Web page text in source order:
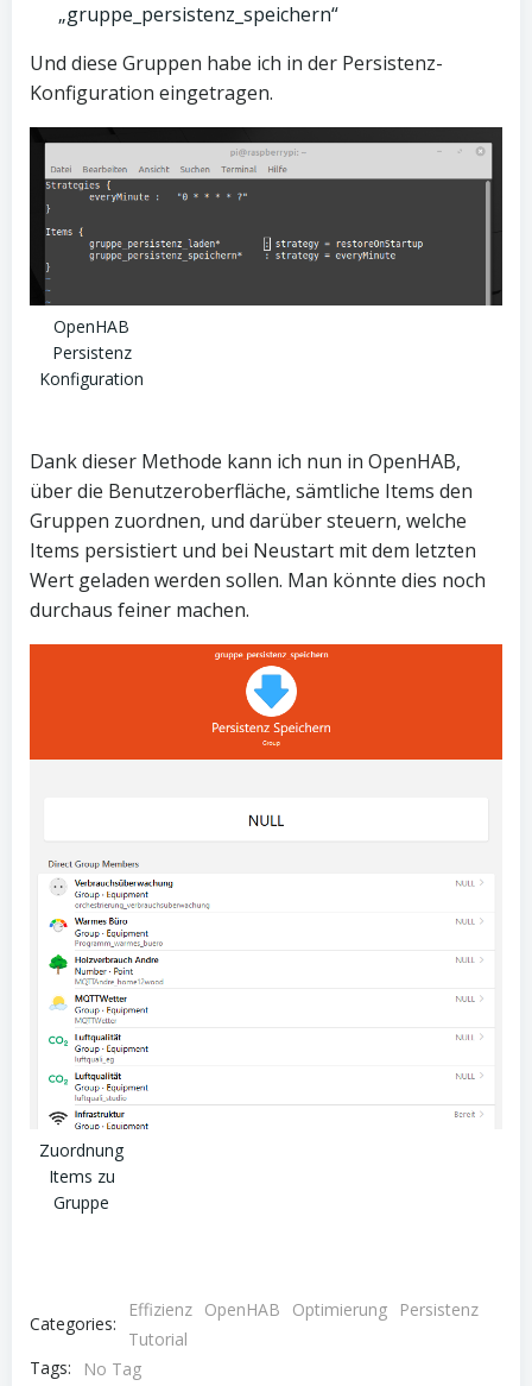
„gruppe_persistenz_speichern“
Und diese Gruppen habe ich in der Persistenz-
Konfiguration eingetragen.
OpenHAB
Persistenz
Konfiguration
Dank dieser Methode kann ich nun in OpenHAB,
über die Benutzeroberfläche, sämtliche Items den
Gruppen zuordnen, und darüber steuern, welche
Items persistiert und bei Neustart mit dem letzten
Wert geladen werden sollen. Man könnte dies noch
durchaus feiner machen.
Zuordnung
Items zu
Gruppe
Categories:
Effizienz OpenHAB Optimierung
Persistenz
Tutorial
Tags:
No Tag